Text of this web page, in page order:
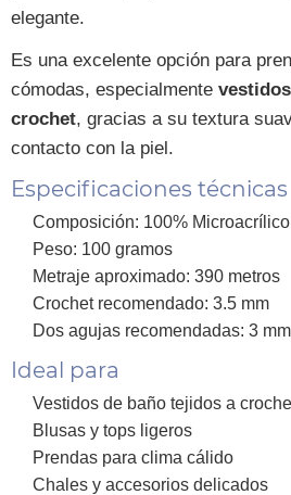
elegante.
Es una excelente opción para
cómodas, especialmente
crochet, gracias a su textura
contacto con la piel.
Especificaciones técnicas
Composición: 100%
Peso: 100 gramos
Metraje aproximado: 390 metros
Crochet recomendado: 3.5 mm
Dos agujas recomendadas: 3
Ideal para
Vestidos de baño tejidos a
Blusas y tops ligeros
Prendas para clima cálido
Chales y accesorios delicados